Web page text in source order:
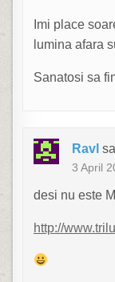
Imi place
lumina afara
Sanatosi sa
Ravl
3 April
desi nu este
http://